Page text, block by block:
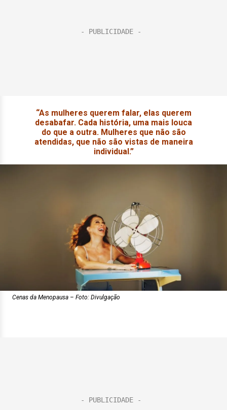
“As mulheres querem falar, elas querem
desabafar. Cada história, uma mais louca
do que a outra. Mulheres que não são
atendidas, que não são vistas de maneira
individual.”
Cenas da Menopausa – Foto: Divulgação